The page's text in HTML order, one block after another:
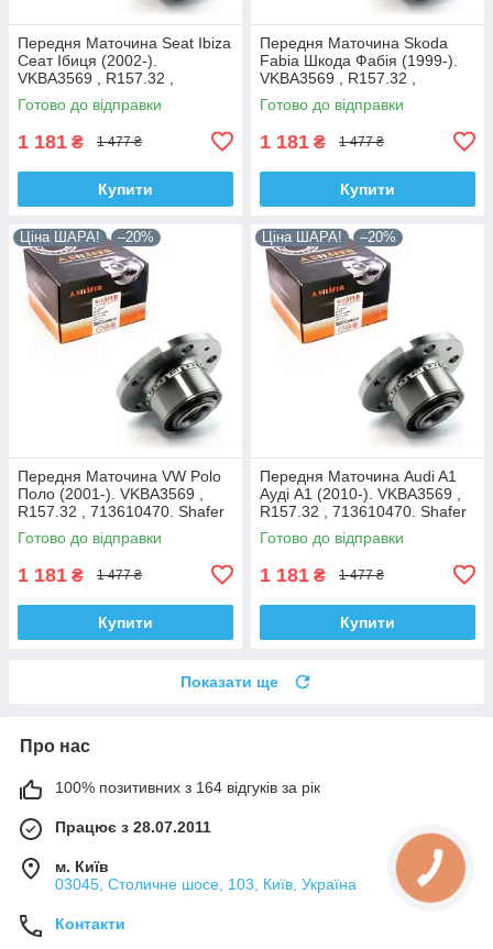
Передня Маточина Seat Ibiza
Сеат Ібиця (2002-).
VKBA3569 , R157.32 ,
713610470. Shafer Австрія
Готово до відправки
1 181 ₴ 1 477 ₴
Купити
Передня Маточина Skoda
Fabia Шкода Фабія (1999-).
VKBA3569 , R157.32 ,
713610470. Shafer Австрія
Готово до відправки
1 181 ₴ 1 477 ₴
Купити
Ціна ШАРА! –20%
Передня Маточина VW Polo
Поло (2001-). VKBA3569 ,
R157.32 , 713610470. Shafer
Австрія
Готово до відправки
1 181 ₴ 1 477 ₴
Купити
Ціна ШАРА! –20%
Передня Маточина Audi A1
Ауді А1 (2010-). VKBA3569 ,
R157.32 , 713610470. Shafer
Австрія
Готово до відправки
1 181 ₴ 1 477 ₴
Купити
Показати ще
Про нас
100% позитивних з 164 відгуків за рік
Працює з 28.07.2011
м. Київ
03045, Столичне шосе, 103, Київ, Україна
Контакти